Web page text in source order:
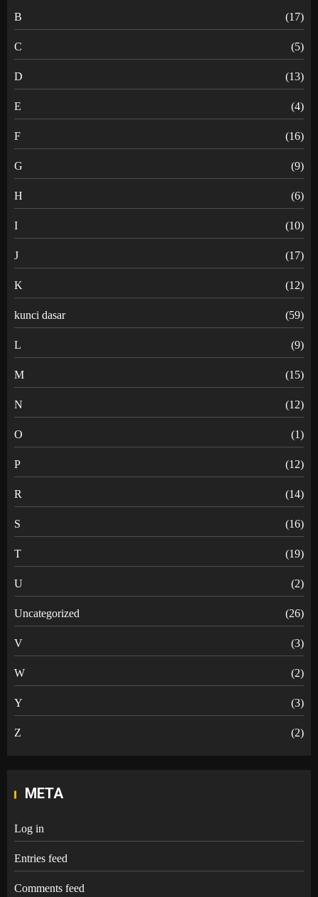
B (17)
C (5)
D (13)
E (4)
F (16)
G (9)
H (6)
I (10)
J (17)
K (12)
kunci dasar (59)
L (9)
M (15)
N (12)
O (1)
P (12)
R (14)
S (16)
T (19)
U (2)
Uncategorized (26)
V (3)
W (2)
Y (3)
Z (2)
META
Log in
Entries feed
Comments feed